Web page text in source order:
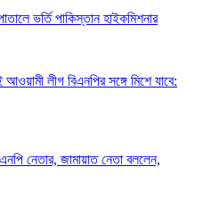
ভর্তি পাকিস্তান হাইকমিশনার
লীগ বিএনপির সঙ্গে মিশে যাবে:
নেতার, জামায়াত নেতা বললেন,